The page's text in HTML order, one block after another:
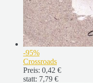
-95%
Crossroads
Preis: 0,42 €
statt: 7,79 €